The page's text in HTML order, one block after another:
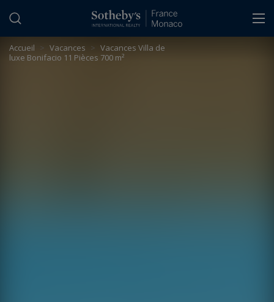
Accueil > Vacances > Vacances Villa de
luxe Bonifacio 11 Pièces 700 m²